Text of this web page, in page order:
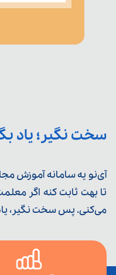
سخت نگیر؛ یاد
آی‌نو یه سامانه آموزش
تا بهت ثابت کنه اگر
می‌کنی. پس سخت نگیر،